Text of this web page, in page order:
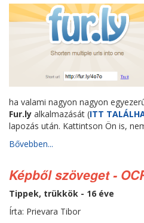
ha valami nagyon nagyon
Fur.ly alkalmazását (ITT
lapozás után. Kattintson Ön is,
Bővebben...
Képből szöveget -
Tippek, trükkök - 16 éve
Írta: Prievara Tibor